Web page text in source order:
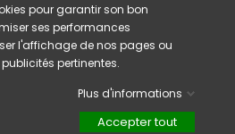
ongles ou autre.
à la maison.
les mycoses, les virus
et certains problème
pour garantir son bon
ses performances
l'affichage de nos pages ou
pertinentes.
Plus d'informations
Accepter tout